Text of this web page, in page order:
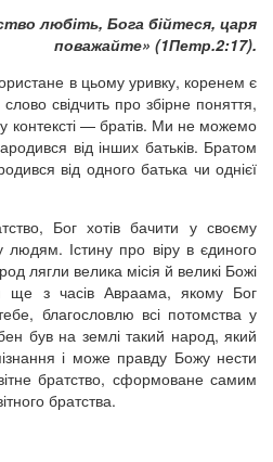
любіть, Бога бійтеся, царя
поважайте» (1Петр.2:17).
в цьому уривку, коренем є
свідчить про збірне поняття,
контексті — братів. Ми не можемо
від інших батьків. Братом
від одного батька чи однієї
Бог хотів бачити у своєму
людям. Істину про віру в єдиного
лягли велика місія й великі Божі
ще з часів Авраама, якому Бог
благословлю всі потомства у
був на землі такий народ, який
і може правду Божу нести
братство, сформоване самим
братства.